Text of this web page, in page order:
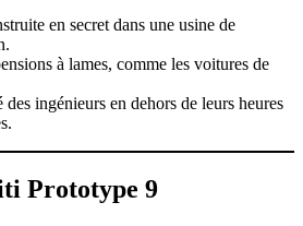
en secret dans une usine de
à lames, comme les voitures de
ingénieurs en dehors de leurs heures
Prototype 9